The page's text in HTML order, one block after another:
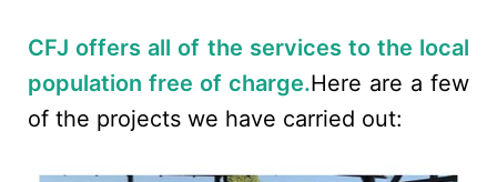
CFJ offers all of the services to the local
population free of charge.Here are a few
of the projects we have carried out: